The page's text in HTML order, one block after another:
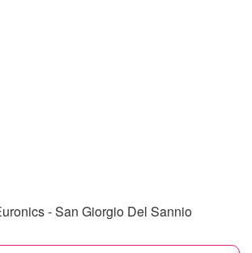
- San Giorgio Del Sannio